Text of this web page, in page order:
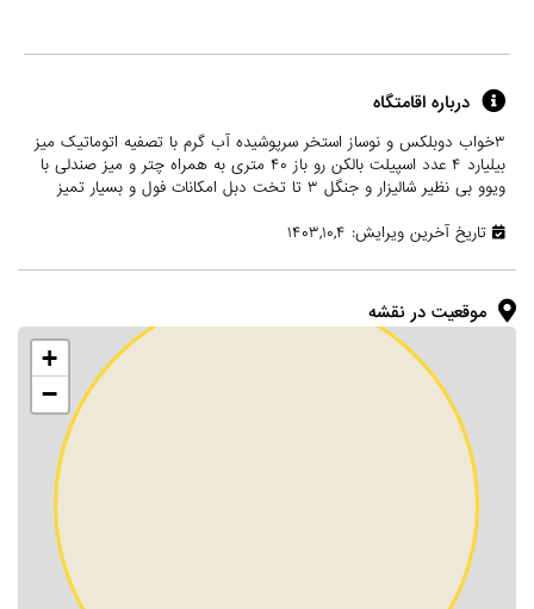
درباره اقامتگاه
۳خواب دوبلکس و نوساز استخر سرپوشیده آب گرم با تصفیه اتوماتیک میز
بیلیارد ۴ عدد اسپیلت بالکن رو باز ۴۰ متری به همراه چتر و میز صندلی با
ویوو بی نظیر شالیزار و جنگل ۳ تا تخت دبل امکانات فول و بسیار تمیز
تاریخ آخرین ویرایش: ۱۴۰۳,۱۰,۴
موقعیت در نقشه
+
−